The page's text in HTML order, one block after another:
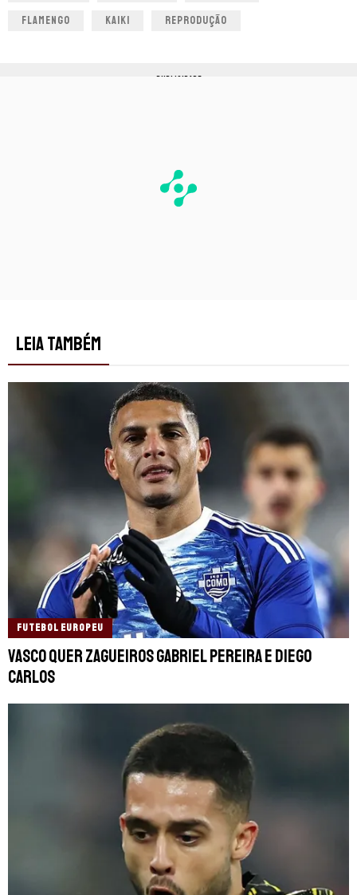
FLAMENGO KAIKI REPRODUÇÃO
PUBLICIDADE
LEIA TAMBÉM
FUTEBOL EUROPEU
Vasco quer zagueiros Gabriel Pereira e Diego
Carlos